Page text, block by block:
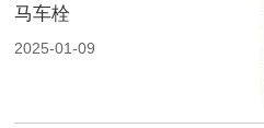
马车栓
2025-01-09